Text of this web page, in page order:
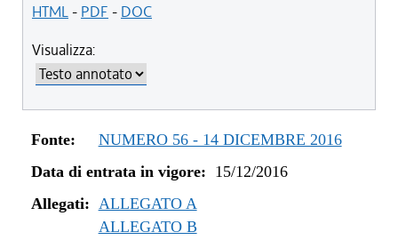
dal 31/10/2023 al 31/12/2023
dal 07/03/2023 al 11/08/2023
dal 01/01/2023 al 06/03/2023
dal 09/08/2022 al 31/12/2022
dal 01/01/2022 al 08/08/2022
dal 06/11/2021 al 09/12/2021
dal 27/10/2021 al 05/11/2021
dal 20/05/2021 al 26/10/2021
HTML- PDF - DOC
Visualizza:
Fonte:
NUMERO 56 - 14 DICEMBRE 2016
Data di entrata in vigore: 15/12/2016
Allegati: ALLEGATO A
ALLEGATO B